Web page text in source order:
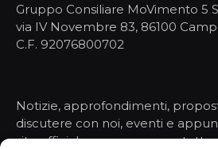
Gruppo Consiliare MoVimento 5
via IV Novembre 83, 86100
C.F. 92076800702
Notizie, approfondimenti,
discutere con noi, eventi e
sito ufficiale per conoscere